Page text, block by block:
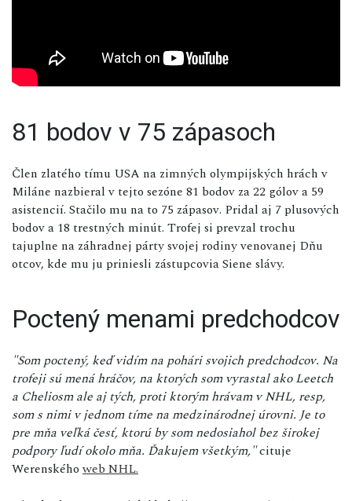
81 bodov v 75 zápasoch
Člen zlatého tímu USA na zimných olympijských hrách v
Miláne nazbieral v tejto sezóne 81 bodov za 22 gólov a 59
asistencií. Stačilo mu na to 75 zápasov. Pridal aj 7 plusových
bodov a 18 trestných minút. Trofej si prevzal trochu
tajuplne na záhradnej párty svojej rodiny venovanej Dňu
otcov, kde mu ju priniesli zástupcovia Siene slávy.
Poctený menami predchodcov
"Som poctený, keď vidím na pohári svojich predchodcov. Na
trofeji sú mená hráčov, na ktorých som vyrastal ako Leetch
a Cheliosm ale aj tých, proti ktorým hrávam v NHL, resp,
som s nimi v jednom tíme na medzinárodnej úrovni. Je to
pre mňa veľká česť, ktorú by som nedosiahol bez širokej
podpory ľudí okolo mňa. Ďakujem všetkým,"cituje
Werenskéhoweb NHL.